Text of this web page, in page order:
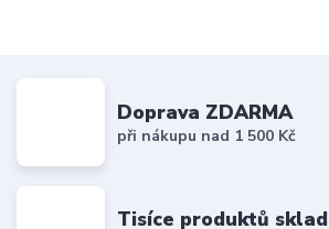
Doprava ZDARMA
při nákupu nad 1 500 Kč
Tisíce produktů